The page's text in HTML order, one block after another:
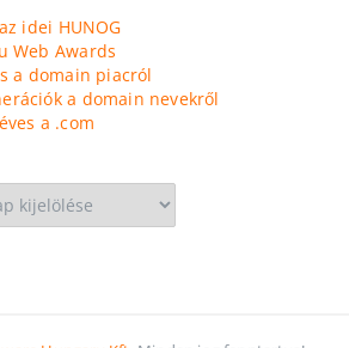
idei HUNOG
Web Awards
a domain piacról
a domain nevekről
a .com